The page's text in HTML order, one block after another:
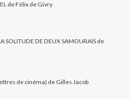
de Félix de Givry
SOLITUDE DE DEUX SAMOURAÏS de
de cinéma) de Gilles Jacob